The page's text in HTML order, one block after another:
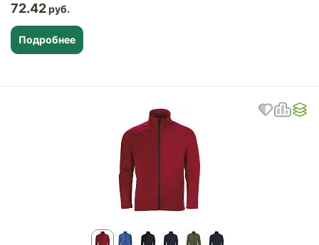
72.42
Подробнее